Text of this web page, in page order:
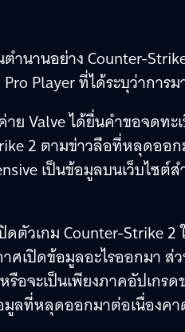
ำนานอย่าง Counter-
Player ที่ได้ระบุว่าการ
ย Valve ได้ยื่นคำขอจดท
2 ตามข่าวลือที่หลุดออ
เป็นข้อมูลบนเว็บไซ
ตัวเกม Counter-Strike
ศเปิดข้อมูลอะไรออกมา
อจะเป็นเพียงภาคอัปเกร
ลที่หลุดออกมาต่อเนื่องคา